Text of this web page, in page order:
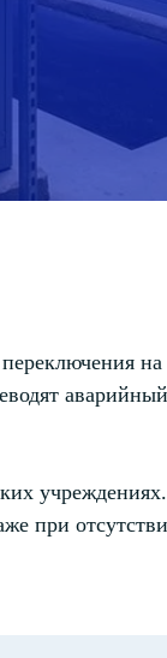
на
при